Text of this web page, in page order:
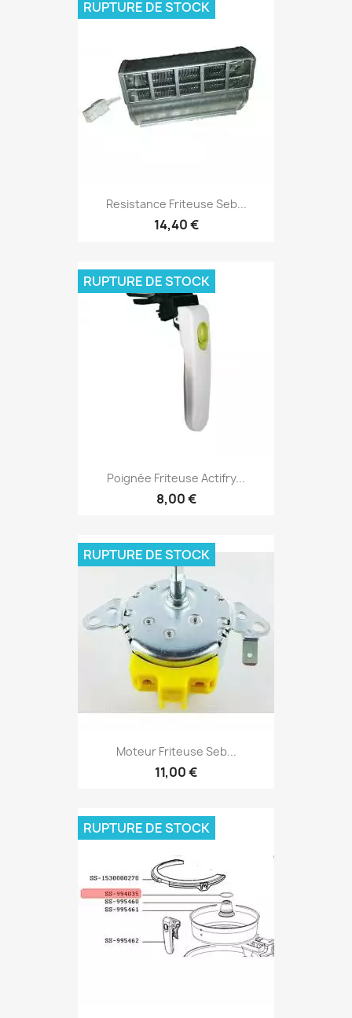
Resistance Friteuse Seb...
14,40 €
RUPTURE DE STOCK
Poignée Friteuse Actifry...
8,00 €
RUPTURE DE STOCK
Moteur Friteuse Seb...
11,00 €
RUPTURE DE STOCK
RUPTURE DE STOCK